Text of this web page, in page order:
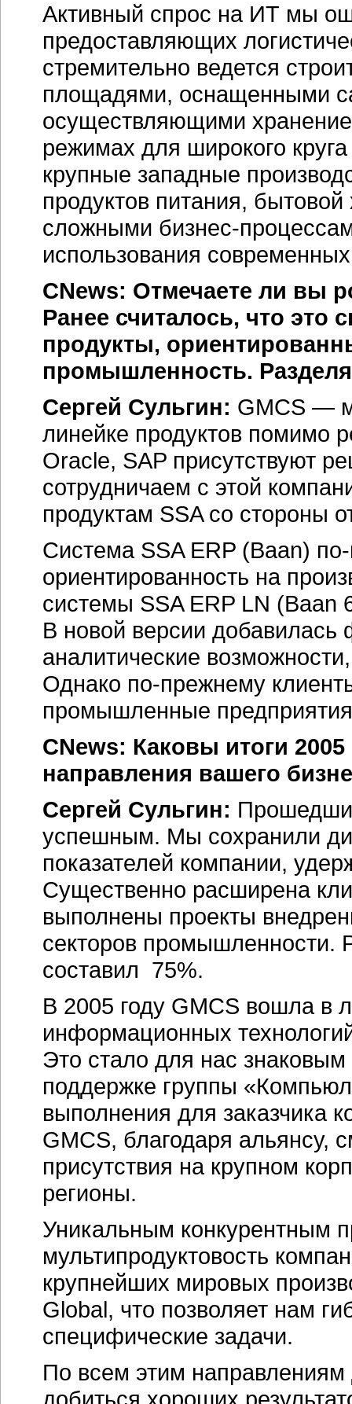
Активный спрос на ИТ мы
предоставляющих
стремительно ведется
площадями, оснащенными
осуществляющими
режимах для широкого
крупные западные
продуктов питания,
сложными бизнес-
использования
CNews: Отмечаете ли вы
Ранее считалось, что
продукты,
промышленность.
Сергей Сульгин: GMCS —
линейке продуктов помимо
Oracle, SAP присутствуют
сотрудничаем с этой
продуктам SSA со стороны
Система SSA ERP (Baan)
ориентированность на
системы SSA ERP LN (Baan
В новой версии добавилась
аналитические
Однако по-прежнему
промышленные
CNews: Каковы итоги
направления вашего
Сергей Сульгин:
успешным. Мы сохранили
показателей компании,
Существенно расширена
выполнены проекты
секторов промышленности.
составил 75%.
В 2005 году GMCS вошла в
информационных
Это стало для нас
поддержке группы
выполнения для заказчика
GMCS, благодаря альянсу,
присутствия на крупном
регионы.
Уникальным конкурентным
мультипродуктовость
крупнейших мировых
Global, что позволяет нам
специфические задачи.
По всем этим направлениям